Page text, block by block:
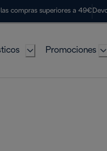
compras superiores a 49€
Promociones